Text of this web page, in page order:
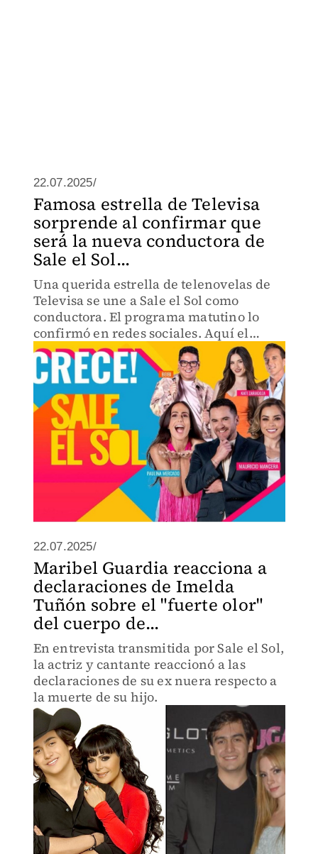
22.07.2025/
Famosa estrella de Televisa
sorprende al confirmar que
será la nueva conductora de
Sale el Sol...
Una querida estrella de telenovelas de
Televisa se une a Sale el Sol como
conductora. El programa matutino lo
confirmó en redes sociales. Aquí el
video.
22.07.2025/
Maribel Guardia reacciona a
declaraciones de Imelda
Tuñón sobre el "fuerte olor"
del cuerpo de...
En entrevista transmitida por Sale el Sol,
la actriz y cantante reaccionó a las
declaraciones de su ex nuera respecto a
la muerte de su hijo.